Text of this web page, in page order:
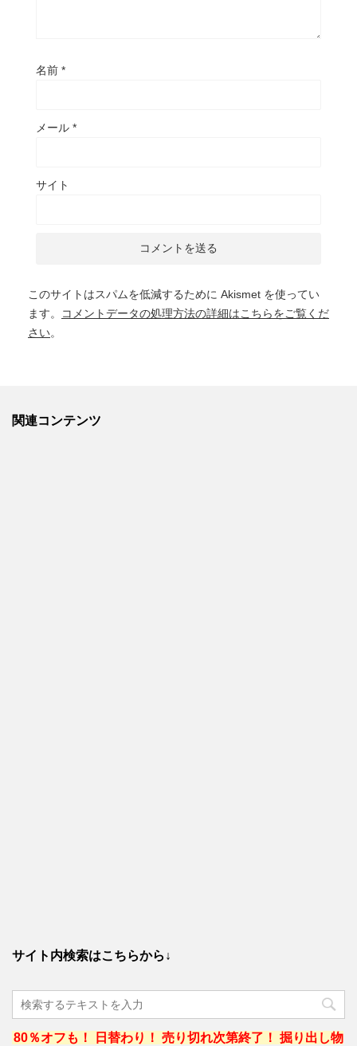
名前 *
メール *
サイト
このサイトはスパムを低減するために Akismet を使ってい
ます。
コメントデータの処理方法の詳細はこちらをご覧くだ
さい。
関連コンテンツ
サイト内検索はこちらから↓
80％オフも！ 日替わり！ 売り切れ次第終了！ 掘り出し物